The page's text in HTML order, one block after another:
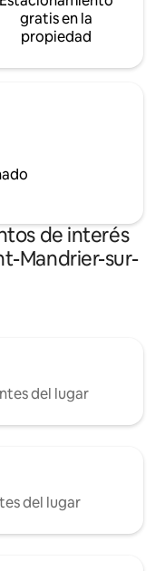
gratis en la
propiedad
de interés
Mandrier-sur-
del lugar
del lugar